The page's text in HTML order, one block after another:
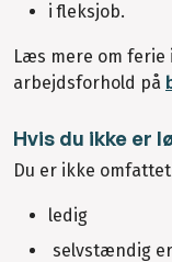
i fleksjob.
Læs mere om
arbejdsforhold på
Hvis du ikke er
Du er ikke
ledig
selvstændig